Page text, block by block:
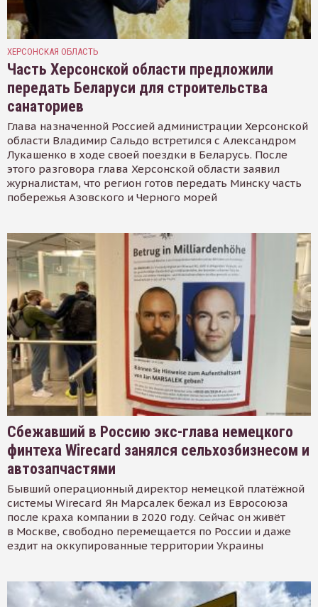
ХЕРСОНСКАЯ ОБЛАСТЬ
Часть Херсонской области предложили
передать Беларуси для строительства
санаториев
Глава назначенной Россией администрации Херсонской
области Владимир Сальдо встретился с Александром
Лукашенко в ходе своей поездки в Беларусь. После
этого разговора глава Херсонской области заявил
журналистам, что регион готов передать Минску часть
побережья Азовского и Черного морей
Сбежавший в Россию экс-глава немецкого
финтеха Wirecard занялся сельхозбизнесом и
автозапчастями
Бывший операционный директор немецкой платёжной
системы Wirecard Ян Марсалек бежал из Евросоюза
после краха компании в 2020 году. Сейчас он живёт
в Москве, свободно перемещается по России и даже
ездит на оккупированные территории Украины